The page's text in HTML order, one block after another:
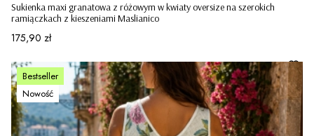
Sukienka maxi granatowa z różowym w kwiaty oversize na szerokich
ramiączkach z kieszeniami Maslianico
Cena
175,90 zł
Bestseller
Nowość